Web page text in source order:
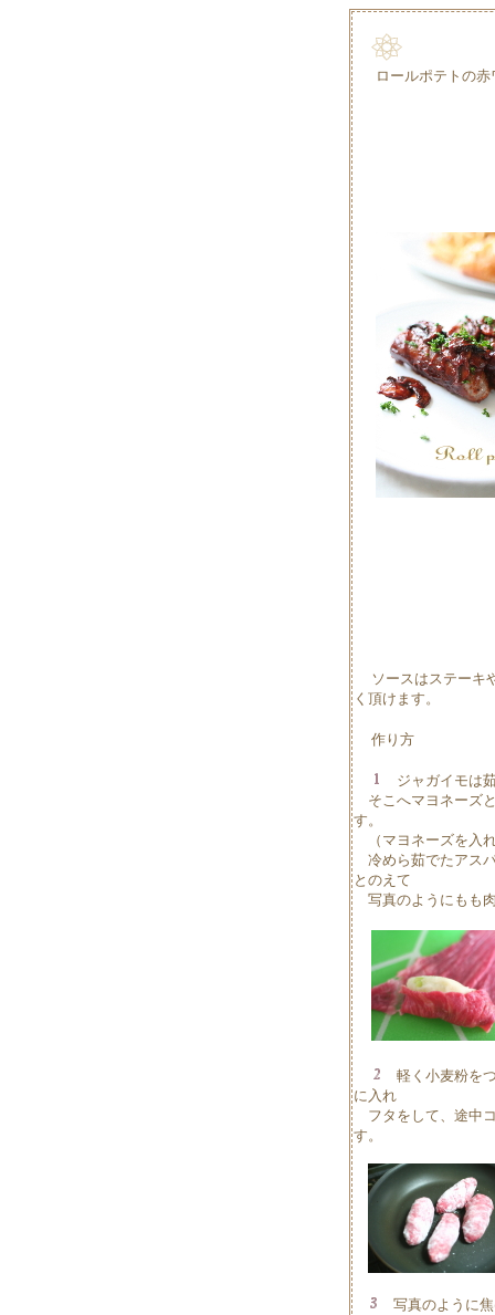
ロールポテトの
ソースはステーキ
く頂けます。
作り方
ジャガイモは
そこへマヨネーズ
す。
（マヨネーズを入
冷めら茹でたアス
とのえて
写真のようにもも
軽く小麦粉を
に入れ
フタをして、途中
す。
写真のように焦